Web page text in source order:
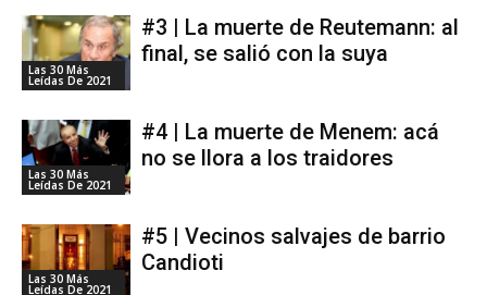
Las 30 Más
Leídas De 2021
#3 | La muerte de Reutemann: al
final, se salió con la suya
Las 30 Más
Leídas De 2021
#4 | La muerte de Menem: acá
no se llora a los traidores
Las 30 Más
Leídas De 2021
#5 | Vecinos salvajes de barrio
Candioti